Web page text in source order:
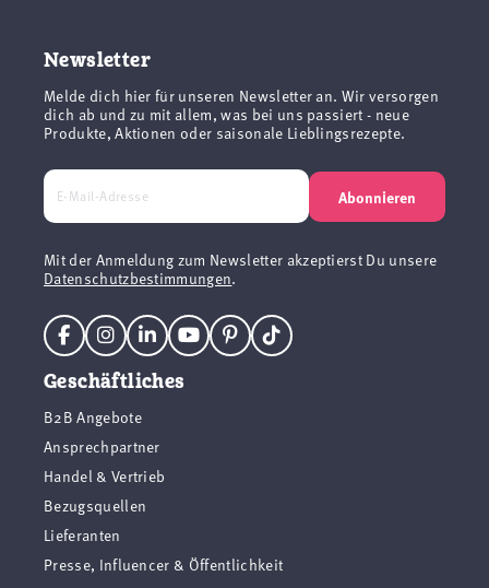
Newsletter
Melde dich hier für unseren Newsletter an. Wir versorgen
dich ab und zu mit allem, was bei uns passiert - neue
Produkte, Aktionen oder saisonale Lieblingsrezepte.
Abonnieren
Mit der Anmeldung zum Newsletter akzeptierst Du unsere
Datenschutzbestimmungen.
Geschäftliches
B2B Angebote
Ansprechpartner
Handel & Vertrieb
Bezugsquellen
Lieferanten
Presse, Influencer & Öffentlichkeit